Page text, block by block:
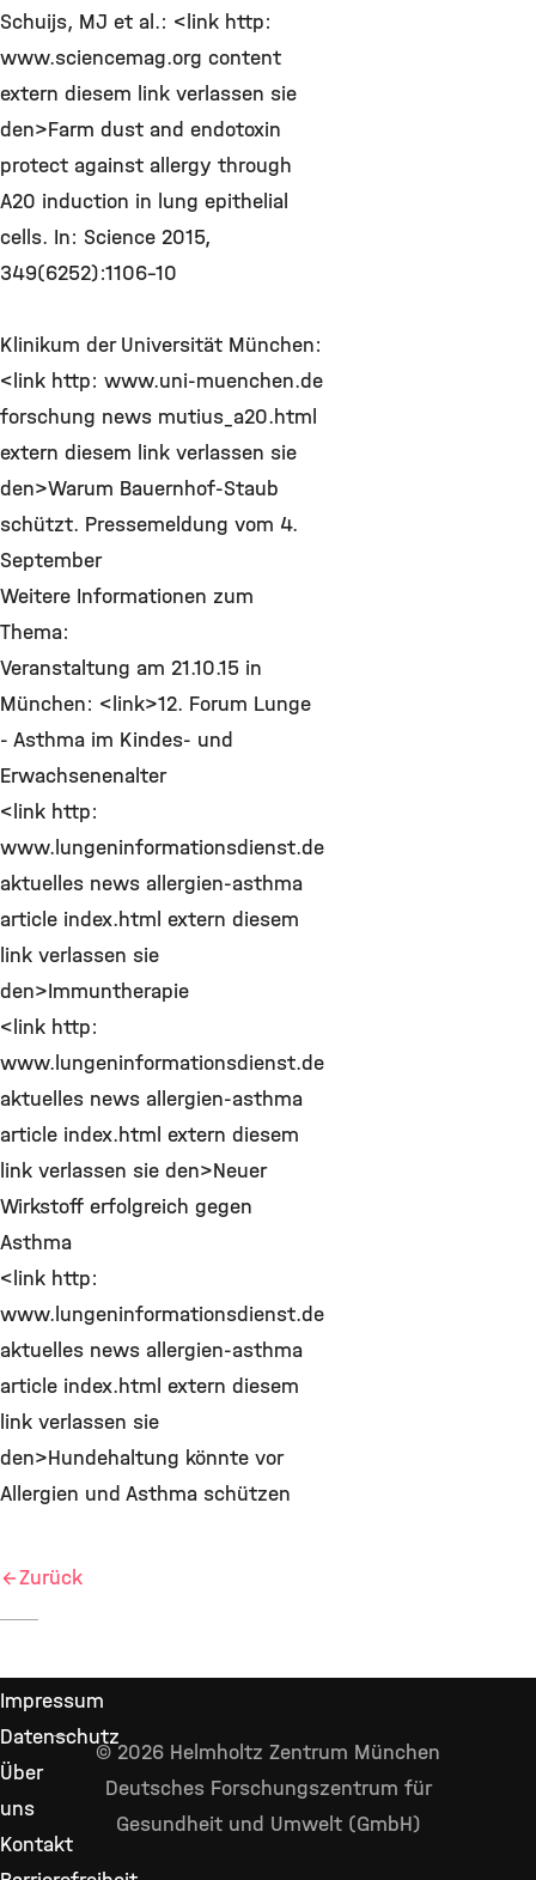
Schuijs, MJ et al.: <link http:
www.sciencemag.org content
extern diesem link verlassen sie
den>Farm dust and endotoxin
protect against allergy through
A20 induction in lung epithelial
cells. In: Science 2015,
349(6252):1106-10
Klinikum der Universität München:
<link http: www.uni-muenchen.de
forschung news mutius_a20.html
extern diesem link verlassen sie
den>Warum Bauernhof-Staub
schützt. Pressemeldung vom 4.
September
Weitere Informationen zum
Thema:
Veranstaltung am 21.10.15 in
München: <link>12. Forum Lunge
- Asthma im Kindes- und
Erwachsenenalter
<link http:
www.lungeninformationsdienst.de
aktuelles news allergien-asthma
article index.html extern diesem
link verlassen sie
den>Immuntherapie
<link http:
www.lungeninformationsdienst.de
aktuelles news allergien-asthma
article index.html extern diesem
link verlassen sie den>Neuer
Wirkstoff erfolgreich gegen
Asthma
<link http:
www.lungeninformationsdienst.de
aktuelles news allergien-asthma
article index.html extern diesem
link verlassen sie
den>Hundehaltung könnte vor
Allergien und Asthma schützen
Zurück
Impressum
Datenschutz
Über
uns
Kontakt
© 2026 Helmholtz Zentrum München
Deutsches Forschungszentrum für
Gesundheit und Umwelt (GmbH)